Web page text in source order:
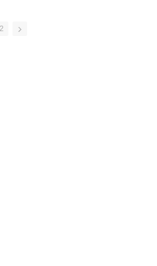
いなどありましたらコメントを
～～～～～～～～～～～～
ューバダイビングスクール。
クラスの初心者ダイビングライ
～～～～～～～～～～～～～
】
メニューから「動画資料」を
.
＿＿＿＿＿＿＿＿＿＿＿＿＿
2